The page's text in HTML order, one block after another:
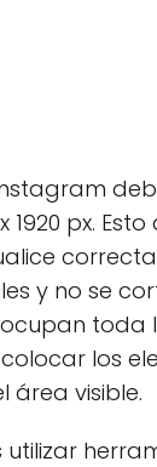
1920 px.
y no se
los
área visible.